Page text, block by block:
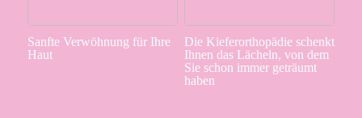
Sanfte Verwöhnung für Ihre
Haut
Die Kieferorthopädie schenkt
Ihnen das Lächeln, von dem
Sie schon immer geträumt
haben